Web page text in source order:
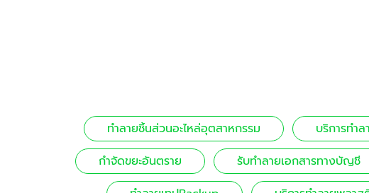
ทำลายชิ้นส่วนอะไหล่อุตสาหกรรม บริการทำ
กำจัดขยะอันตราย
รับทําลายเอกสารทางบัญชี